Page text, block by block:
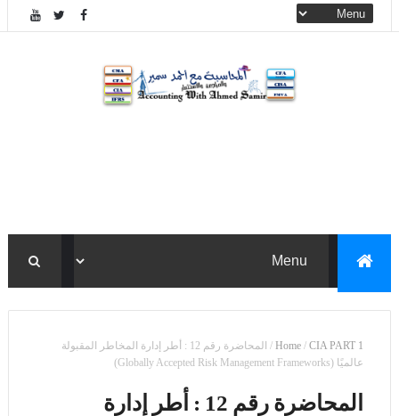
Home / CIA PART 1
/
المحاضرة رقم 12 : أطر إدارة المخاطر المقبولة
عالميًا (Globally Accepted Risk Management Frameworks)
المحاضرة رقم 12 : أطر إدارة